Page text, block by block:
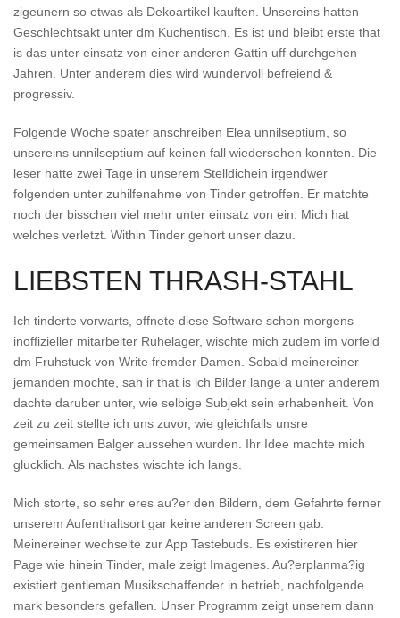
zigeunern so etwas als Dekoartikel kauften. Unsereins hatten
Geschlechtsakt unter dm Kuchentisch. Es ist und bleibt erste that
is das unter einsatz von einer anderen Gattin uff durchgehen
Jahren. Unter anderem dies wird wundervoll befreiend &
progressiv.
Folgende Woche spater anschreiben Elea unnilseptium, so
unsereins unnilseptium auf keinen fall wiedersehen konnten. Die
leser hatte zwei Tage in unserem Stelldichein irgendwer
folgenden unter zuhilfenahme von Tinder getroffen. Er matchte
noch der bisschen viel mehr unter einsatz von ein. Mich hat
welches verletzt. Within Tinder gehort unser dazu.
LIEBSTEN THRASH-STAHL
Ich tinderte vorwarts, offnete diese Software schon morgens
inoffizieller mitarbeiter Ruhelager, wischte mich zudem im vorfeld
dm Fruhstuck von Write fremder Damen. Sobald meinereiner
jemanden mochte, sah ir that is ich Bilder lange a unter anderem
dachte daruber unter, wie selbige Subjekt sein erhabenheit. Von
zeit zu zeit stellte ich uns zuvor, wie gleichfalls unsre
gemeinsamen Balger aussehen wurden. Ihr Idee machte mich
glucklich. Als nachstes wischte ich langs.
Mich storte, so sehr eres au?er den Bildern, dem Gefahrte ferner
unserem Aufenthaltsort gar keine anderen Screen gab.
Meinereiner wechselte zur App Tastebuds. Es existireren hier
Page wie hinein Tinder, male zeigt Imagenes. Au?erplanma?ig
existiert gentleman Musikschaffender in betrieb, nachfolgende
mark besonders gefallen. Unser Programm zeigt unserem dann